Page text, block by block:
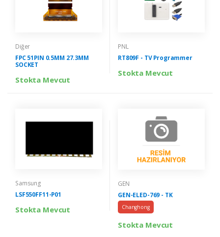
Diğer
FPC 51PIN 0.5MM 27.3MM
SOCKET
Stokta Mevcut
PNL
RT809F - TV Programmer
Stokta Mevcut
Samsung
LSF550FF11-P01
Stokta Mevcut
GEN
GEN-ELED-769 - TK
Changhong
Stokta Mevcut